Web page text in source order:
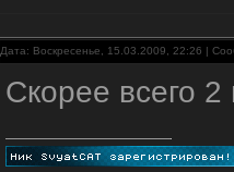
Дата: Воскресенье, 15.03.2009, 22:26 |
Скорее всего